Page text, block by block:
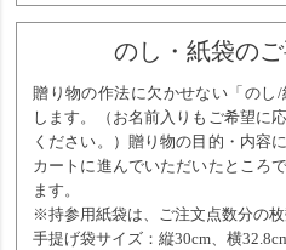
のし・紙袋の
贈り物の作法に欠かせない「のし
します。（お名前入りもご希望に
ください。）贈り物の目的・内容
カートに進んでいただいたところ
ます。
※持参用紙袋は、ご注文点数分の枚
手提げ袋サイズ：縦30cm、横